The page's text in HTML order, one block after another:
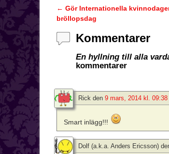
Inläggsnavigering
← Gör Internationella
bröllopsdag
Kommentarer
En hyllning till alla
kommentarer
Rick den 9 mars, 2014 kl. 09:38
Smart inlägg!!!
Dolf (a.k.a. Anders Ericsson)